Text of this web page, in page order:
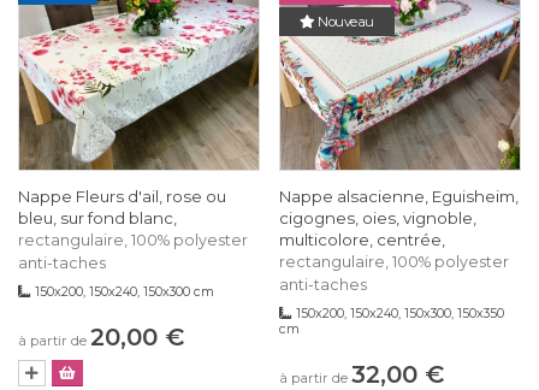
Nappe Fleurs d'ail, rose ou
bleu, sur fond blanc,
rectangulaire, 100% polyester
anti-taches
150x200, 150x240, 150x300 cm
à partir de 20,00 €
Nouveau
Nappe alsacienne, Eguisheim,
cigognes, oies, vignoble,
multicolore, centrée,
rectangulaire, 100% polyester
anti-taches
150x200, 150x240, 150x300, 150x350
cm
à partir de 32,00 €